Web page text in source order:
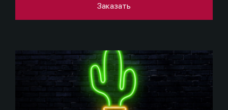
Заказать